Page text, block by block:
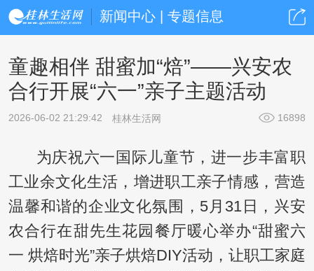
新闻中心 | 专题信息
童趣相伴 甜蜜加“焙”——兴安农
合行开展“六一”亲子主题活动
2026-06-02 21:29:42 桂林生活网 16898
为庆祝六一国际儿童节，进一步丰富职
工业余文化生活，增进职工亲子情感，营造
温馨和谐的企业文化氛围，5月31日，兴安
农合行在甜先生花园餐厅暖心举办“甜蜜六
一 烘焙时光”亲子烘焙DIY活动，让职工家庭